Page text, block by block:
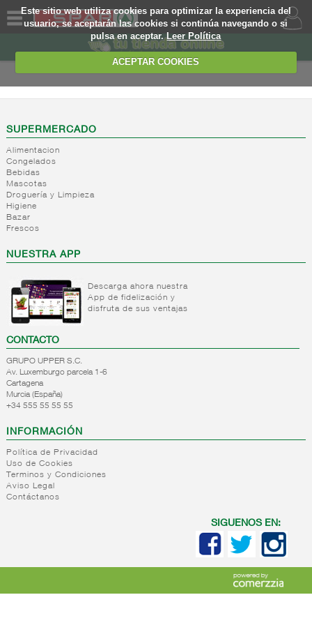
Este sitio web utiliza cookies para optimizar la experiencia del
usuario, se aceptarán las cookies si continúa navegando o si
pulsa en aceptar.Leer Política
ACEPTAR COOKIES
SOMOS
WEB
EJEMPLO
SUPERMERCADO
Alimentacion
Congelados
Bebidas
Mascotas
Droguería y Limpieza
Higiene
Bazar
Frescos
NUESTRA APP
Descarga ahora nuestra
App de fidelización y
disfruta de sus ventajas
CONTACTO
GRUPO UPPER S.C.
Av. Luxemburgo parcela 1-6
Cartagena
Murcia (España)
+34 555 55 55 55
INFORMACIÓN
Política de Privacidad
Uso de Cookies
Terminos y Condiciones
Aviso Legal
Contáctanos
SIGUENOS EN: